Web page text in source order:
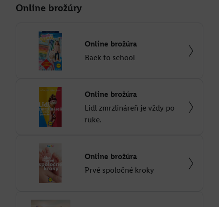
Online brožúry
Online brožúra
Back to school
Online brožúra
Lidl zmrzlináreň je vždy po
ruke.
Online brožúra
Prvé spoločné kroky